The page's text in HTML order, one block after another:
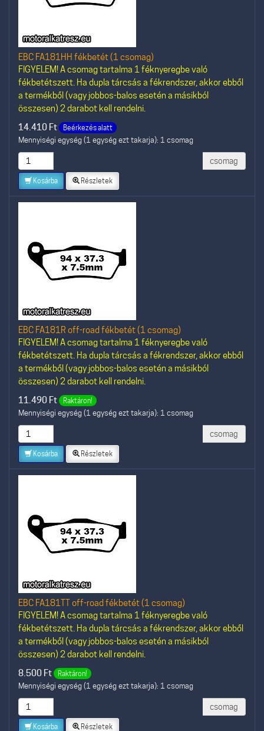
EBC FA181HH fékbetét (1 csomag)
FIGYELEM! A csomag tartalma 1 féknyeregbe való
fékbetétszett. Ha dupla tárcsás a fékrendszer, akkor ebből
a termékből (vagy jobbos-balos esetén a másikból
összesen) 2 darabot kell rendelni.
14.410 Ft Beérkezés alatt
Mennyiségi egység (1 egység ezt takarja): 1 csomag
csomag
Kosárba Részletek
EBC FA181R off-road fékbetét (1 csomag)
FIGYELEM! A csomag tartalma 1 féknyeregbe való
fékbetétszett. Ha dupla tárcsás a fékrendszer, akkor ebből
a termékből (vagy jobbos-balos esetén a másikból
összesen) 2 darabot kell rendelni.
11.490 Ft Raktáron!
Mennyiségi egység (1 egység ezt takarja): 1 csomag
csomag
Kosárba Részletek
EBC FA181TT off-road fékbetét (1 csomag)
FIGYELEM! A csomag tartalma 1 féknyeregbe való
fékbetétszett. Ha dupla tárcsás a fékrendszer, akkor ebből
a termékből (vagy jobbos-balos esetén a másikból
összesen) 2 darabot kell rendelni.
8.500 Ft Raktáron!
Mennyiségi egység (1 egység ezt takarja): 1 csomag
csomag
Kosárba Részletek